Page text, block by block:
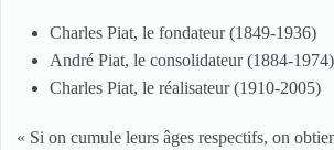
Charles Piat, le fondateur (1849-1936)
André Piat, le consolidateur (1884-1974)
Charles Piat, le réalisateur (1910-2005)
« Si on cumule leurs âges respectifs, on